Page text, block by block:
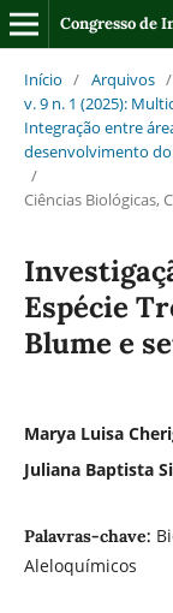
Congresso de
Início / Arquivos /
v. 9 n. 1 (2025):
Integração entre
desenvolvimento
/
Ciências Biológicas,
Espécie
Blume e
Marya Luisa
Juliana Baptista
Palavras-chave:
Aleloquímicos